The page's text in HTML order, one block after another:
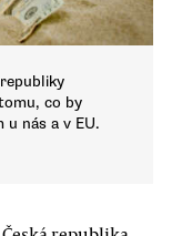
co by
u nás a v EU.